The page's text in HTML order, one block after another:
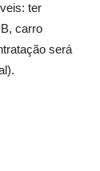
ter
carro
será